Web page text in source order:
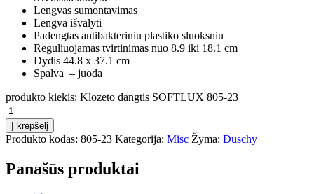
Lengvas sumontavimas
Lengva išvalyti
Padengtas antibakteriniu plastiko sluoksniu
Reguliuojamas tvirtinimas nuo 8.9 iki 18.1 cm
Dydis 44.8 x 37.1 cm
Spalva – juoda
produkto kiekis: Klozeto dangtis SOFTLUX 805-23
Į krepšelį
Produkto kodas: 805-23 Kategorija: Misc Žyma: Duschy
Panašūs produktai